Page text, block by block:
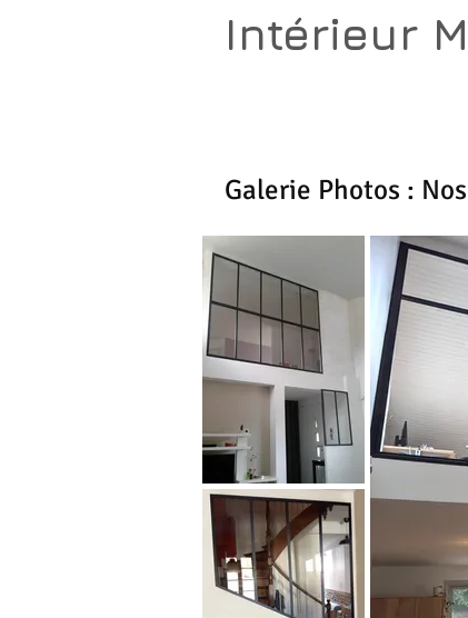
Intérieur
Galerie Photos :